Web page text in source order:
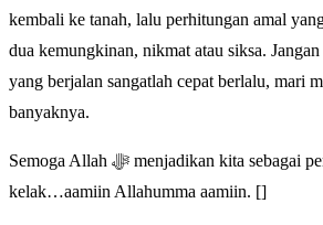
kembali ke tanah, lalu perhitungan amal
dua kemungkinan, nikmat atau siksa.
yang berjalan sangatlah cepat berlalu, mari
banyaknya.
Semoga Allah ﷻ menjadikan kita sebagai penghuni surgaNya
kelak…aamiin Allahumma aamiin. []